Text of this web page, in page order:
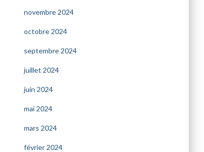
novembre 2024
octobre 2024
septembre 2024
juillet 2024
juin 2024
mai 2024
mars 2024
février 2024